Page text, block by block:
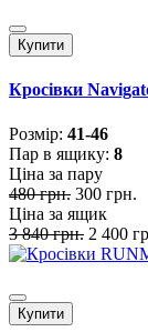
Купити
Кросівки
Розмiр: 41-46
Пар в ящику: 8
Ціна за пару
480 грн. 300 грн.
Ціна за ящик
3 840 грн. 2 400
Купити